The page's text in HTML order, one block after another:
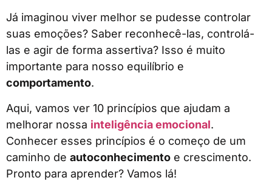
Já imaginou viver melhor se pudesse controlar
suas emoções? Saber reconhecê-las, controlá-
las e agir de forma assertiva? Isso é muito
importante para nosso equilíbrio e
comportamento.
Aqui, vamos ver 10 princípios que ajudam a
melhorar nossa inteligência emocional.
Conhecer esses princípios é o começo de um
caminho de autoconhecimento e crescimento.
Pronto para aprender? Vamos lá!